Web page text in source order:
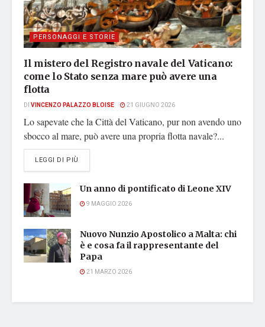
PERSONAGGI E STORIE
Il mistero del Registro navale del Vaticano:
come lo Stato senza mare può avere una
flotta
DI VINCENZO PALAZZO BLOISE 21 GIUGNO 2026
Lo sapevate che la Città del Vaticano, pur non avendo uno
sbocco al mare, può avere una propria flotta navale?...
LEGGI DI PIÙ
Un anno di pontificato di Leone XIV
9 MAGGIO 2026
Nuovo Nunzio Apostolico a Malta: chi
è e cosa fa il rappresentante del
Papa
21 MARZO 2026